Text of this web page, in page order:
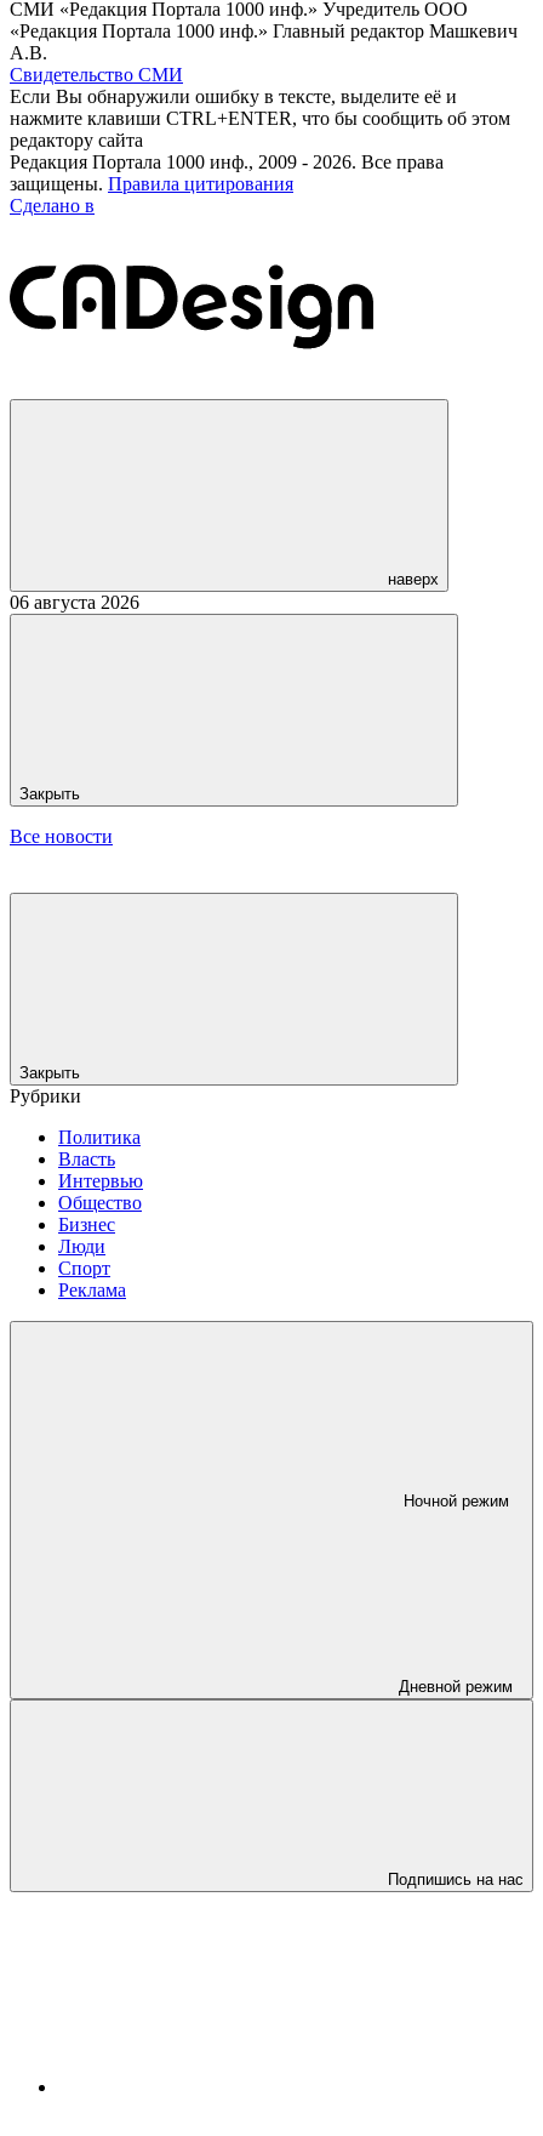
СМИ «Редакция Портала 1000 инф.» Учредитель ООО
«Редакция Портала 1000 инф.» Главный редактор Машкевич
А.В.
Свидетельство СМИ
Если Вы обнаружили ошибку в тексте, выделите её и
нажмите клавиши CTRL+ENTER, что бы сообщить об этом
редактору сайта
Редакция Портала 1000 инф., 2009 - 2026. Все права
защищены. Правила цитирования
Сделано в
наверх
06 августа 2026
Закрыть
Все новости
Закрыть
Рубрики
Политика
Власть
Интервью
Общество
Бизнес
Люди
Спорт
Реклама
Ночной режим
Дневной режим
Подпишись на нас